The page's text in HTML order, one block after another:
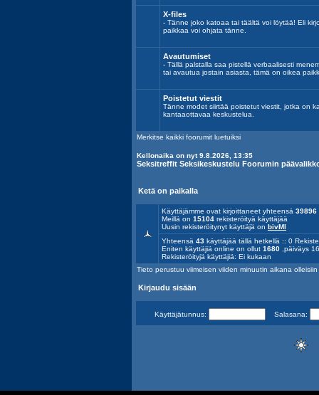
X-files
- Tänne joko katoaa tai täältä voi löytää! Eli
paikkaa voi ohjata tänne.
Avautumiset
- Tällä palstalla saa pistellä verbaalisesti
tai avautua jostain asiasta, tämä on oikea
Poistetut viestit
Tänne modet siirtää poistetut viestit, jotka on
kantaaottavaa keskustelua.
Merkitse kaikki foorumit luetuiksi
Kellonaika on nyt 9.8.2026, 13:35
Seksitreffit Seksikeskustelu Foorumin
Ketä on paikalla
Käyttäjämme ovat kirjoittaneet yhteensä 39896
Meillä on 15104 rekisteröityä käyttäjää
Uusin rekisteröitynyt käyttäjä on bivMl
Yhteensä 43 käyttäjää tällä hetkellä :: 0
Eniten käyttäjiä online on ollut 1680 ,päiväys
Rekisteröityjä käyttäjiä: Ei kukaan
Tieto perustuu viimeisen viiden minuutin aikana
Kirjaudu sisään
Käyttäjätunnus: Salasana: